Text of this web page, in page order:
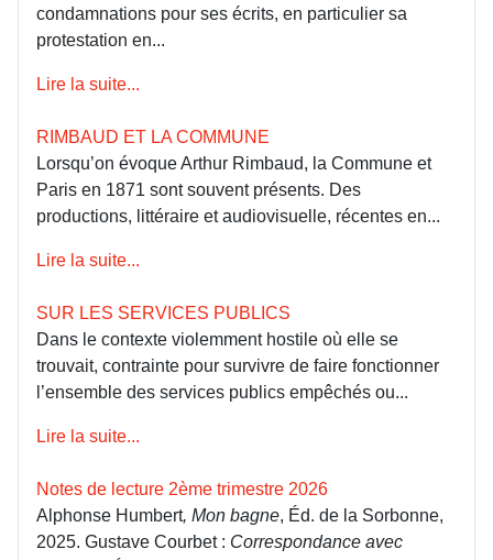
condamnations pour ses écrits, en particulier sa
protestation en...
Lire la suite...
RIMBAUD ET LA COMMUNE
Lorsqu’on évoque Arthur Rimbaud, la Commune et
Paris en 1871 sont souvent présents. Des
productions, littéraire et audiovisuelle, récentes en...
Lire la suite...
SUR LES SERVICES PUBLICS
Dans le contexte violemment hostile où elle se
trouvait, contrainte pour survivre de faire fonctionner
l’ensemble des services publics empêchés ou...
Lire la suite...
Notes de lecture 2ème trimestre 2026
Alphonse Humbert, Mon bagne, Éd. de la Sorbonne,
2025. Gustave Courbet : Correspondance avec